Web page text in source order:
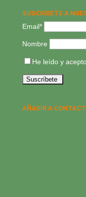
SUSCRÍBETE A
Email*
Nombre
He leído y
AÑADIR A